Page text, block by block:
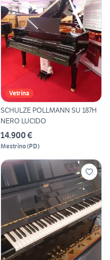
Vetrina
SCHULZE POLLMANN SU 187H
NERO LUCIDO
14.900 €
Mestrino(PD)